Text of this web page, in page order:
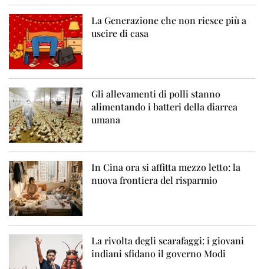
La Generazione che non riesce più a
uscire di casa
Gli allevamenti di polli stanno
alimentando i batteri della diarrea
umana
In Cina ora si affitta mezzo letto: la
nuova frontiera del risparmio
La rivolta degli scarafaggi: i giovani
indiani sfidano il governo Modi